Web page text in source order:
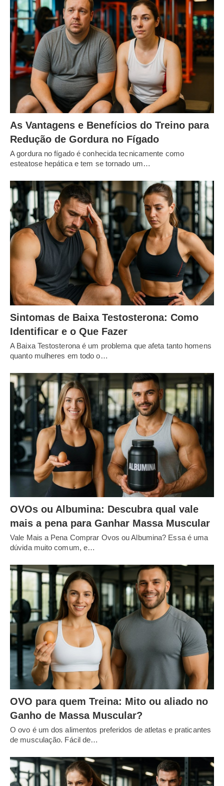
As Vantagens e Benefícios do Treino para
Redução de Gordura no Fígado
A gordura no fígado é conhecida tecnicamente como
esteatose hepática e tem se tornado um…
Sintomas de Baixa Testosterona: Como
Identificar e o Que Fazer
A Baixa Testosterona é um problema que afeta tanto homens
quanto mulheres em todo o…
OVOs ou Albumina: Descubra qual vale
mais a pena para Ganhar Massa Muscular
Vale Mais a Pena Comprar Ovos ou Albumina? Essa é uma
dúvida muito comum, e…
OVO para quem Treina: Mito ou aliado no
Ganho de Massa Muscular?
O ovo é um dos alimentos preferidos de atletas e praticantes
de musculação. Fácil de…